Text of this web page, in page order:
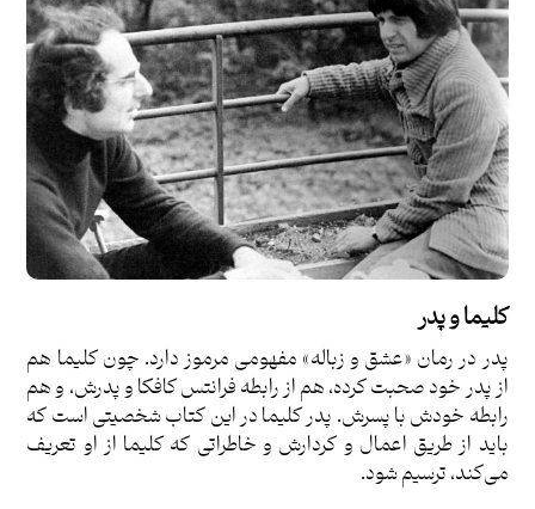
کلیما و پدر
پدر در رمان «عشق و زباله» مفهومی مرموز دارد. چون کلیما هم
از پدر خود صحبت کرده، هم از رابطه فرانتس کافکا و پدرش، و هم
رابطه خودش با پسرش. پدر کلیما در این کتاب شخصیتی است که
باید از طریق اعمال و کردارش و خاطراتی که کلیما از او تعریف
می‌کند، ترسیم شود.